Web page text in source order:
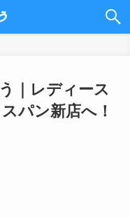
｜レディース
パン新店へ！